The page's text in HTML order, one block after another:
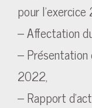
pour l’exercice
– Affectation
–
2022,
– Rapport